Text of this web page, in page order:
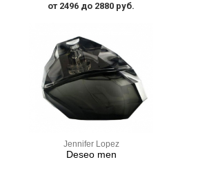
от 2496 до 2880 руб.
Jennifer Lopez
Deseo men